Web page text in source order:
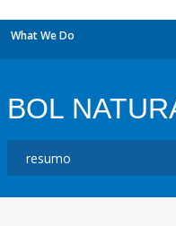
What We Do
BOL